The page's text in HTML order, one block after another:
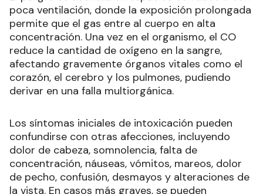
poca ventilación, donde la exposición prolongada
permite que el gas entre al cuerpo en alta
concentración. Una vez en el organismo, el CO
reduce la cantidad de oxígeno en la sangre,
afectando gravemente órganos vitales como el
corazón, el cerebro y los pulmones, pudiendo
derivar en una falla multiorgánica.
Los síntomas iniciales de intoxicación pueden
confundirse con otras afecciones, incluyendo
dolor de cabeza, somnolencia, falta de
concentración, náuseas, vómitos, mareos, dolor
de pecho, confusión, desmayos y alteraciones de
la vista. En casos más graves, se pueden